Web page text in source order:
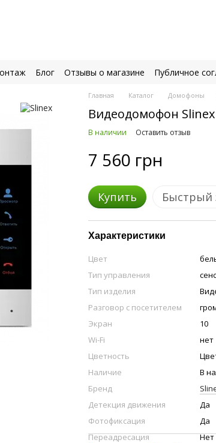
Блог Отзывы о магазине
Публичное
Главная Каталог Домофоны
Видеодомофон
В наличии Оставить отзыв
7 560 грн
Купить Быстрый
Характеристики
Цвет
Тип управления
Тип изделия
Разговор с посетителем
Экран
10
Wi-Fi
нет
Цветность
Наличие
В
Бренд
Детекция движения
Да
Фотофиксация
Да
Переадресация
Нет